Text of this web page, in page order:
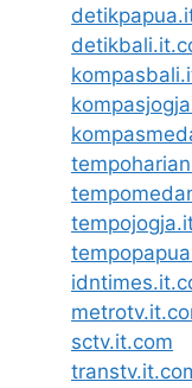
sctv.it.com